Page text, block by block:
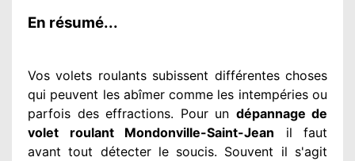
En résumé...
Vos volets roulants subissent différenteschoses
qui peuvent les abîmercomme les intempéries ou
parfois des effractions. Pour un dépannage de
volet roulant Mondonville-Saint-Jean il faut
avant tout détecterle soucis. Souvent il s'agit